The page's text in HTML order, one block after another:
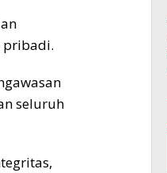
pribadi.
seluruh